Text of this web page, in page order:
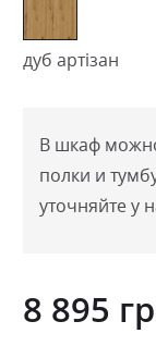
дуб артізан
В шкаф
полки и
уточняйте у
8 895